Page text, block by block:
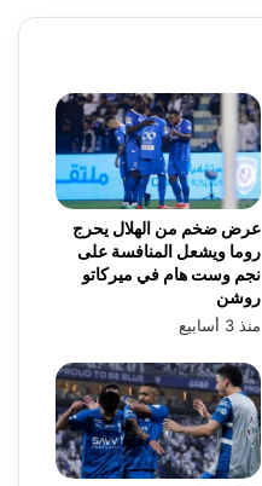
عرض ضخم من الهلال يحرج
روما ويشعل المنافسة على
نجم وست هام في ميركاتو
روشن
منذ 3 أسابيع